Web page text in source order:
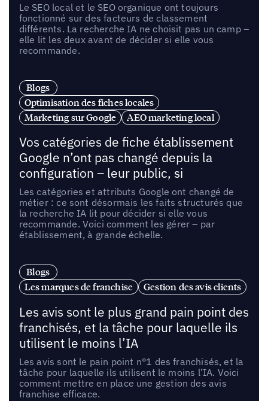
Le SEO local et le SEO organique ont toujours
fonctionné sur des facteurs de classement
différents. La recherche IA ne choisit pas un camp –
elle lit les deux avant de décider si elle vous
recommande.
Blogs
Optimisation des fiches locales
Marketing sur Google
AEO marketing local
Vos catégories de fiche établissement
Google n’ont pas changé depuis la
configuration – leur public, si
Les catégories et attributs Google ont changé de
métier : ce sont désormais les faits structurés que
la recherche IA lit pour décider si elle vous
recommande. Voici comment les gérer – par
établissement, à grande échelle.
Blogs
Les marques de franchise
Gestion des avis clients
Les avis sont le plus grand pain point des
franchisés, et la tâche pour laquelle ils
utilisent le moins l’IA
Les avis sont le pain point n°1 des franchisés, et la
tâche pour laquelle ils utilisent le moins l’IA. Voici
comment mettre en place une gestion des avis
franchise efficace.